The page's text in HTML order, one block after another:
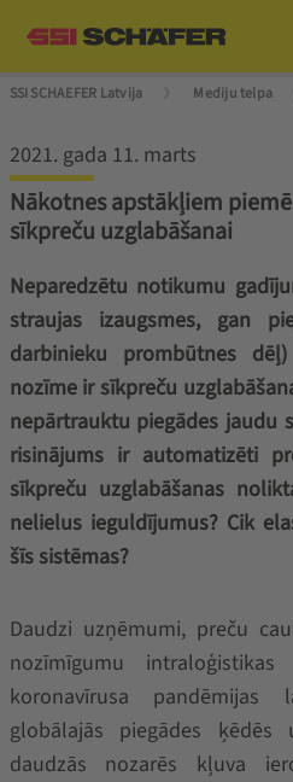
SSI SCHAEFER Latvija Mediju telpa
2021. gada 11. marts
Nākotnes apstākļiem
sīkpreču uzglabāšanai
Neparedzētu notikumu
straujas izaugsmes, gan
darbinieku prombūtnes
nozīme ir sīkpreču
nepārtrauktu piegādes jaudu
risinājums ir automatizēti
sīkpreču uzglabāšanas
nelielus ieguldījumus? Cik
šīs sistēmas?
Daudzi uzņēmumi, preču
nozīmīgumu
koronavīrusa pandēmijas
globālajās piegādes
daudzās nozarēs kļuva